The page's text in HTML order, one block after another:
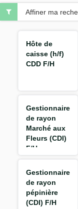
Hôte de
caisse (h/f)
CDD F/H
Gestionnaire
de rayon
Marché aux
Fleurs (CDI)
F/H
Gestionnaire
de rayon
pépinière
(CDI) F/H
Affiner ma